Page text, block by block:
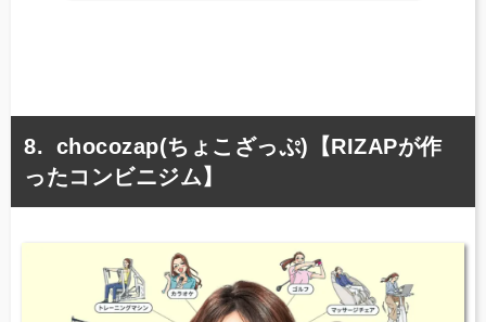
chocozap(ちょこざっぷ)【RIZAPが作
ったコンビニジム】